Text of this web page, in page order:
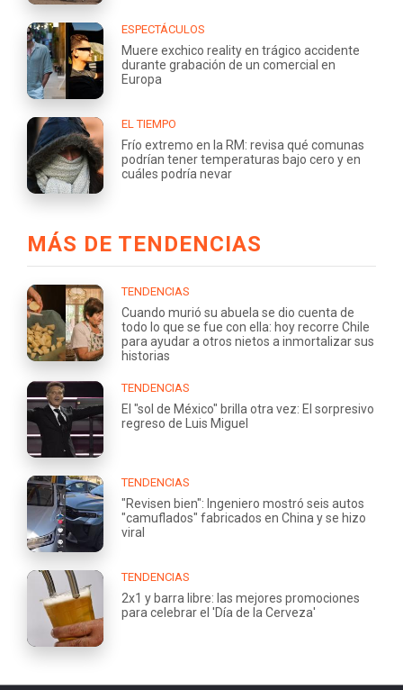
ESPECTÁCULOS
Muere exchico reality en trágico accidente
durante grabación de un comercial en
Europa
EL TIEMPO
Frío extremo en la RM: revisa qué comunas
podrían tener temperaturas bajo cero y en
cuáles podría nevar
MÁS DE TENDENCIAS
TENDENCIAS
Cuando murió su abuela se dio cuenta de
todo lo que se fue con ella: hoy recorre Chile
para ayudar a otros nietos a inmortalizar sus
historias
TENDENCIAS
El "sol de México" brilla otra vez: El sorpresivo
regreso de Luis Miguel
TENDENCIAS
"Revisen bien": Ingeniero mostró seis autos
"camuflados" fabricados en China y se hizo
viral
TENDENCIAS
2x1 y barra libre: las mejores promociones
para celebrar el 'Día de la Cerveza'